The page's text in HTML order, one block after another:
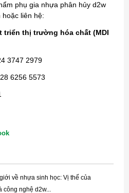
phụ gia nhựa phân hủy d2w
hoặc liên hệ:
triển thị trường hóa chất (MDI
3747 2979
6256 5573
về nhựa sinh học: Vị thế của
công nghệ d2w...